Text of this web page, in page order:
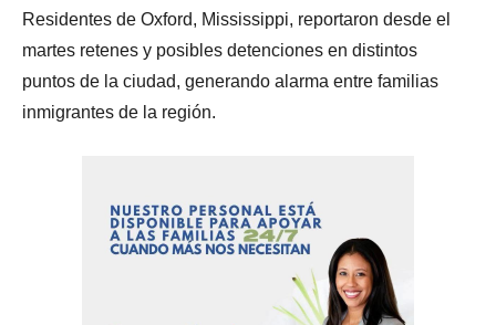
Residentes de Oxford, Mississippi, reportaron desde el
martes retenes y posibles detenciones en distintos
puntos de la ciudad, generando alarma entre familias
inmigrantes de la región.